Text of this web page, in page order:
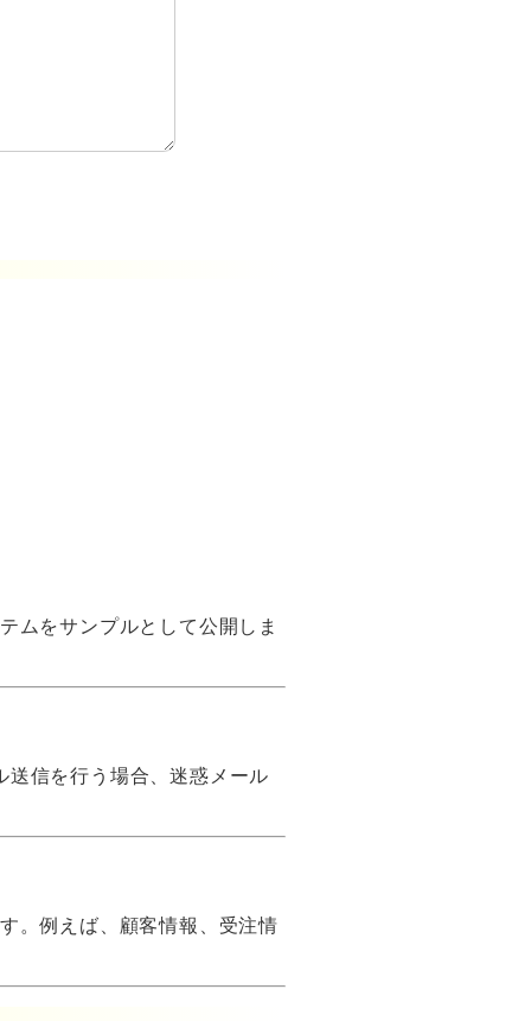
をサンプルとして公開しま
信を行う場合、迷惑メール
。例えば、顧客情報、受注情